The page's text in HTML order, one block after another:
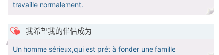
travaille normalement.
我希望我的伴侣成为
Un homme sérieux,qui est prét à fonder une famille